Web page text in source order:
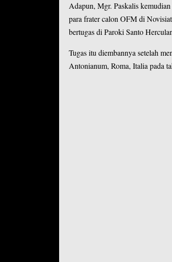
Adapun, Mgr. Paskalis
para frater calon OFM di
bertugas di Paroki Santo
Tugas itu diembannya setelah
Antonianum, Roma, Italia pada